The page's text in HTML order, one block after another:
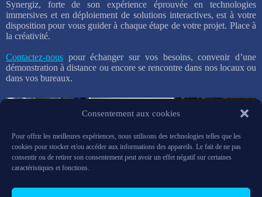
Consentement aux cookies
Pour offrir les meilleures expériences, nous utilisons des technologies telles que les
cookies pour stocker et/ou accéder aux informations des appareils. Le fait de ne pas
consentir ou de retirer son consentement peut avoir un effet négatif sur certaines
caractéristiques et fonctions.
Synergiz, forte de son expérience éprouvée en technologies
immersives et en déploiement de solutions interactives, est à votre
disposition pour vous guider à chaque étape de votre projet. Place à
la créativité.
Contactez-nous pour échanger sur vos besoins, convenir d’une
démonstration à distance ou encore se rencontre dans nos locaux ou
dans vos bureaux.